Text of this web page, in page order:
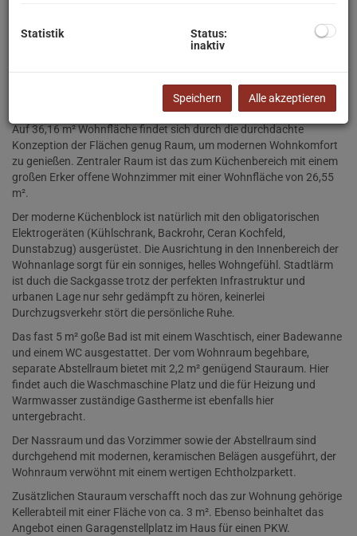
Beschreibung
Modernes City Appartment sucht neuen MieterIn.
Auf 36,16 m² Wohnfläche findet sich durch die durchdachte
Konzeption der Flächen genug Raum, um modernen Wohnkomfort
zu genießen. Zentraler Raum ist das zum Küchenbereich mit einem
großen Erker offene Wohnzimmer mit einer Wohnfläche von 26,55
m².
Der moderne Küchenblock ist natürlich mit den obligatorischen
Elektrogeräten (Kühlschrank, Backrohr, Ceran Kochfeld,
Dunstabzug) ausgerüstet. Die Ausrichtung in den Innenbereich der
Wohnanlage sorgt für ein sonniges, helles Wohngefühl. Stadtlärm
ist duch die Sackgasse trotz der perfekten Infrastruktur und
urbanen Lage nur sehr gedämpft zu hören, keinerlei
Durchzugsverkehr stört die persönliche Ruhe.
Das fast 5 m² goße Bad ist mit einem Waschtisch, einer Badewanne
und einem WC ausgestattet. Der vom Wohnraum begehbare,
separate Abstellraum bietet mit 2,2 m² genügend Stauraum. Hier
findet auch die Waschmaschine Platz und die für Heizung und
Warmwasser zuständige Gastherme ist ebenfalls hier
untergebracht.
Der Nassraum und das Vorzimmer sowie der Abstellraum sind
durchgehend mit modernen, keramischen Belägen ausgeführt, der
Wohnraum verwöhnt mit einem wertigen Echtholzparkett.
Zusätzlichen Stauraum verschafft noch das zur Wohnung gehörige
Kellerabteil mit einer Fläche von ca. 3 m². Ebenso beinhaltet das
Angebot einen Garagenstellplatz im Haus für einen PKW.
Statistik
Status:
inaktiv
Speichern Alle akzeptieren